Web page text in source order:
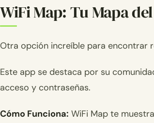
WiFi Map: Tu Mapa
Otra opción increíble para encontrar
Este app se destaca por su
acceso y contraseñas.
Cómo Funciona: WiFi Map te